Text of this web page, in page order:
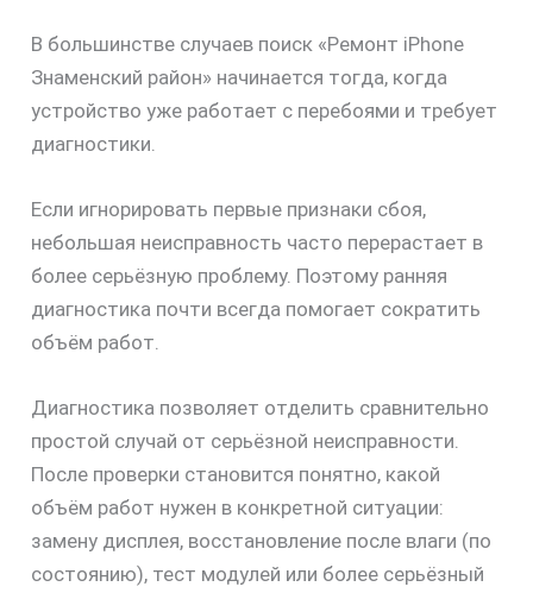
В большинстве случаев поиск «Ремонт iPhone
Знаменский район» начинается тогда, когда
устройство уже работает с перебоями и требует
диагностики.
Если игнорировать первые признаки сбоя,
небольшая неисправность часто перерастает в
более серьёзную проблему. Поэтому ранняя
диагностика почти всегда помогает сократить
объём работ.
Диагностика позволяет отделить сравнительно
простой случай от серьёзной неисправности.
После проверки становится понятно, какой
объём работ нужен в конкретной ситуации:
замену дисплея, восстановление после влаги (по
состоянию), тест модулей или более серьёзный